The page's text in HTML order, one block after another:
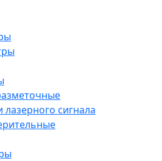
сигнала